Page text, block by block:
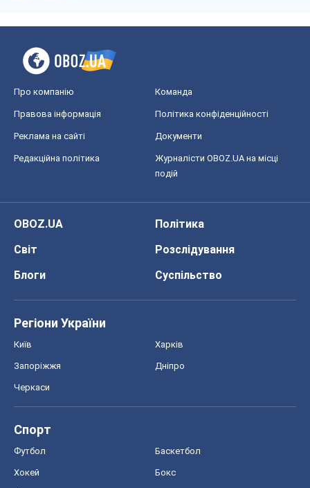
Про компанію Команда
Правова інформація Політика конфіденційності
Реклама на сайті Документи
Редакційна політика
Журналісти OBOZ.UA на місці
подій
OBOZ.UA
Політика
Світ
Розслідування
Блоги
Суспільство
Регіони України
Київ Харків
Запоріжжя Дніпро
Черкаси
Спорт
Футбол Баскетбол
Хокей Бокс